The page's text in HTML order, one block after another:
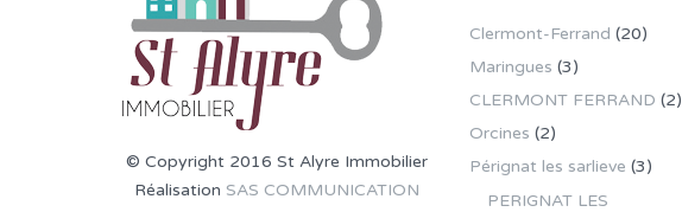
© Copyright 2016 St Alyre Immobilier
Réalisation SAS COMMUNICATION
Clermont-Ferrand (20)
Maringues (3)
CLERMONT FERRAND (2)
Orcines (2)
Pérignat les sarlieve (3)
PERIGNAT LES